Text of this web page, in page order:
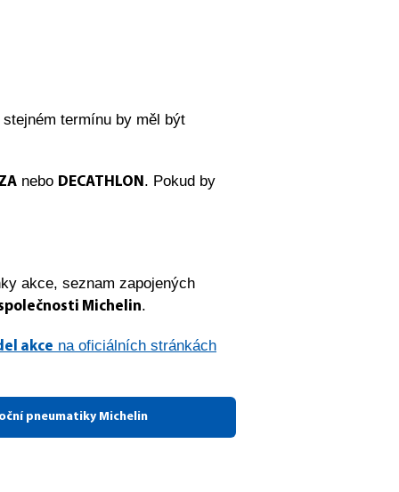
stejném termínu by měl být
nebo DECATHLON . Pokud by
akce, seznam zapojených
Michelin.
akce na oficiálních stránkách
pneumatiky Michelin